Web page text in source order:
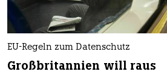
EU-Regeln zum Datenschutz
Großbritannien will raus